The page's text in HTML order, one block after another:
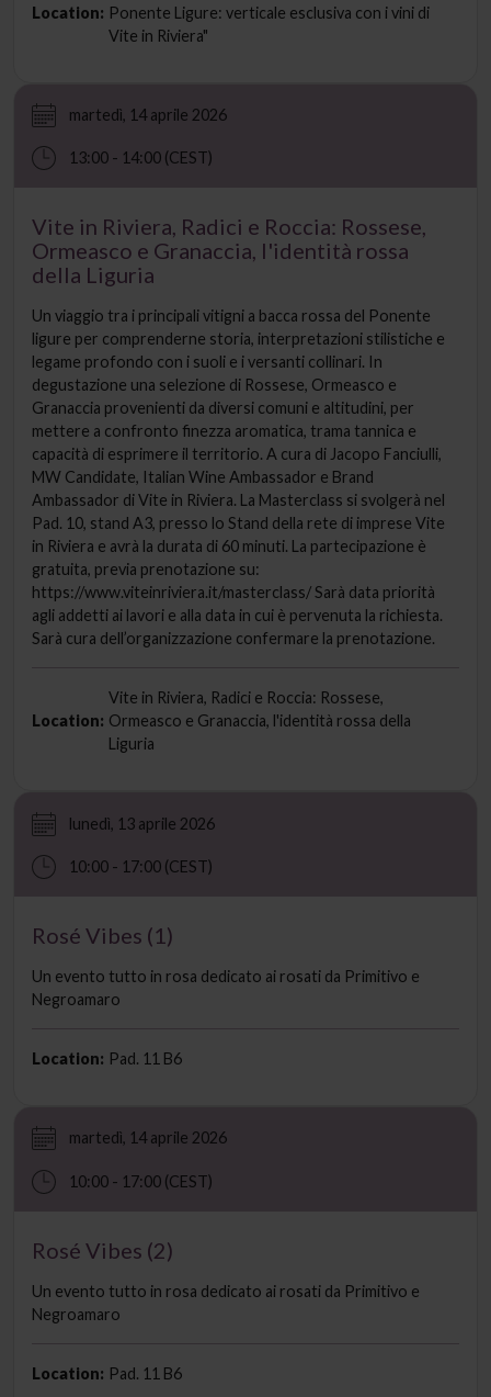
Location: Ponente Ligure: verticale esclusiva con i vini di
Vite in Riviera"
martedì, 14 aprile 2026
13:00 - 14:00 (CEST)
Vite in Riviera, Radici e Roccia: Rossese,
Ormeasco e Granaccia, l'identità rossa
della Liguria
Un viaggio tra i principali vitigni a bacca rossa del Ponente
ligure per comprenderne storia, interpretazioni stilistiche e
legame profondo con i suoli e i versanti collinari. In
degustazione una selezione di Rossese, Ormeasco e
Granaccia provenienti da diversi comuni e altitudini, per
mettere a confronto finezza aromatica, trama tannica e
capacità di esprimere il territorio. A cura di Jacopo Fanciulli,
MW Candidate, Italian Wine Ambassador e Brand
Ambassador di Vite in Riviera. La Masterclass si svolgerà nel
Pad. 10, stand A3, presso lo Stand della rete di imprese Vite
in Riviera e avrà la durata di 60 minuti. La partecipazione è
gratuita, previa prenotazione su:
https://www.viteinriviera.it/masterclass/ Sarà data priorità
agli addetti ai lavori e alla data in cui è pervenuta la richiesta.
Sarà cura dell’organizzazione confermare la prenotazione.
Location:
Vite in Riviera, Radici e Roccia: Rossese,
Ormeasco e Granaccia, l'identità rossa della
Liguria
lunedì, 13 aprile 2026
10:00 - 17:00 (CEST)
Rosé Vibes (1)
Un evento tutto in rosa dedicato ai rosati da Primitivo e
Negroamaro
Location: Pad. 11 B6
martedì, 14 aprile 2026
10:00 - 17:00 (CEST)
Rosé Vibes (2)
Un evento tutto in rosa dedicato ai rosati da Primitivo e
Negroamaro
Location: Pad. 11 B6